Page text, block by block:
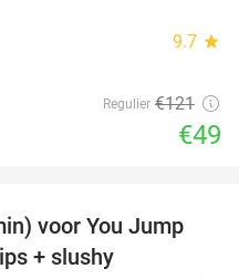
9.7 star
Regulier €121
€49
61%
voor You Jump
+ slushy